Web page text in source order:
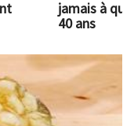
jamais à
40 ans